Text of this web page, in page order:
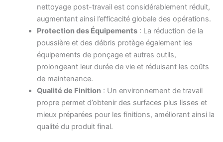
nettoyage post-travail est considérablement réduit,
augmentant ainsi l’efficacité globale des opérations.
Protection des Équipements: La réduction de la
poussière et des débris protège également les
équipements de ponçage et autres outils,
prolongeant leur durée de vie et réduisant les coûts
de maintenance.
Qualité de Finition: Un environnement de travail
propre permet d’obtenir des surfaces plus lisses et
mieux préparées pour les finitions, améliorant ainsi la
qualité du produit final.